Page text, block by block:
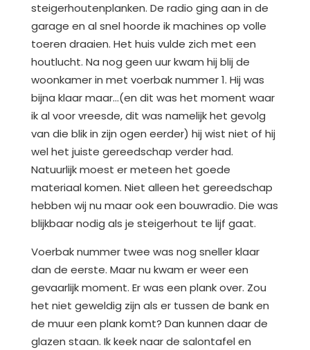
steigerhoutenplanken. De radio ging aan in de
garage en al snel hoorde ik machines op volle
toeren draaien. Het huis vulde zich met een
houtlucht. Na nog geen uur kwam hij blij de
woonkamer in met voerbak nummer 1. Hij was
bijna klaar maar…(en dit was het moment waar
ik al voor vreesde, dit was namelijk het gevolg
van die blik in zijn ogen eerder) hij wist niet of hij
wel het juiste gereedschap verder had.
Natuurlijk moest er meteen het goede
materiaal komen. Niet alleen het gereedschap
hebben wij nu maar ook een bouwradio. Die was
blijkbaar nodig als je steigerhout te lijf gaat.
Voerbak nummer twee was nog sneller klaar
dan de eerste. Maar nu kwam er weer een
gevaarlijk moment. Er was een plank over. Zou
het niet geweldig zijn als er tussen de bank en
de muur een plank komt? Dan kunnen daar de
glazen staan. Ik keek naar de salontafel en